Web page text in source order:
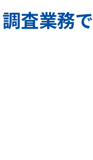
査業務で